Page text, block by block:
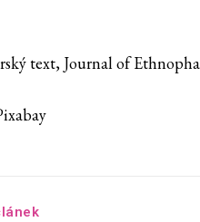
text, Journal of